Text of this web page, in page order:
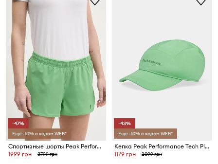
-47%
Ещё -10% с кодом WEB*
Спортивные шорты Peak Performance Trail Light
1999 грн
3799 грн
-43%
Ещё -10% с кодом WEB*
Кепка Peak Performance Tech Player
1179 грн
2099 грн